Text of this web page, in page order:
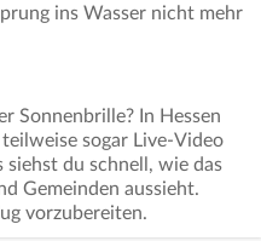
ins Wasser nicht mehr
Sonnenbrille? In Hessen
teilweise sogar Live-Video
siehst du schnell, wie das
Gemeinden aussieht.
vorzubereiten.